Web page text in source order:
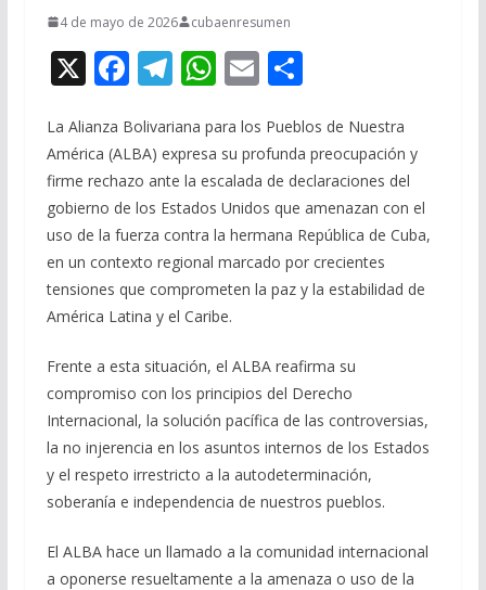
4 de mayo de 2026 cubaenresumen
X F
e
b
o
o
k
T
e
gr
a
m
W
at
s
A
p
p
E
ai
l
C
m
p
ar
ti
r
La Alianza Bolivariana para los Pueblos de Nuestra
América (ALBA) expresa su profunda preocupación y
firme rechazo ante la escalada de declaraciones del
gobierno de los Estados Unidos que amenazan con el
uso de la fuerza contra la hermana República de Cuba,
en un contexto regional marcado por crecientes
tensiones que comprometen la paz y la estabilidad de
América Latina y el Caribe.
Frente a esta situación, el ALBA reafirma su
compromiso con los principios del Derecho
Internacional, la solución pacífica de las controversias,
la no injerencia en los asuntos internos de los Estados
y el respeto irrestricto a la autodeterminación,
soberanía e independencia de nuestros pueblos.
El ALBA hace un llamado a la comunidad internacional
a oponerse resueltamente a la amenaza o uso de la